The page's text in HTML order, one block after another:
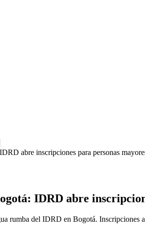
abre inscripciones para personas
IDRD abre
rumba del IDRD en Bogotá.